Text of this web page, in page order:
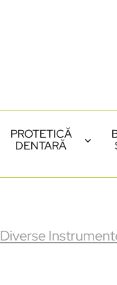
PROTETICĂ
DENTARĂ
Diverse